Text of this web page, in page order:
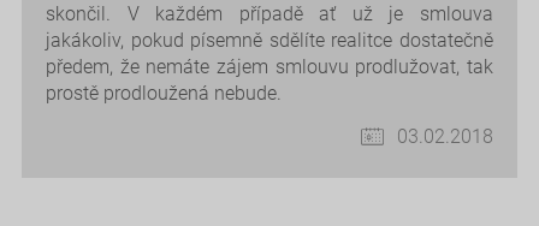
skončil. V každém případě ať už je smlouva
jakákoliv, pokud písemně sdělíte realitce dostatečně
předem, že nemáte zájem smlouvu prodlužovat, tak
prostě prodloužená nebude.
03.02.2018